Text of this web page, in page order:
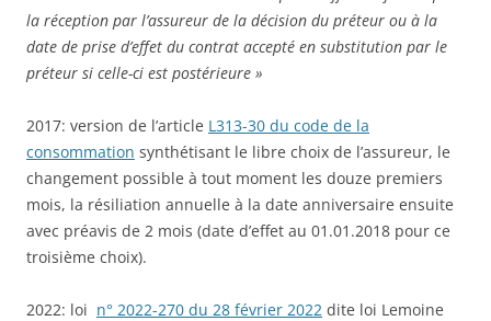
la réception par l’assureur de la décision du préteur ou à la
date de prise d’effet du contrat accepté en substitution par le
préteur si celle-ci est postérieure »
2017: version de l’article L313-30 du code de la
consommation synthétisant le libre choix de l’assureur, le
changement possible à tout moment les douze premiers
mois, la résiliation annuelle à la date anniversaire ensuite
avec préavis de 2 mois (date d’effet au 01.01.2018 pour ce
troisième choix).
2022: loi n° 2022-270 du 28 février 2022 dite loi Lemoine